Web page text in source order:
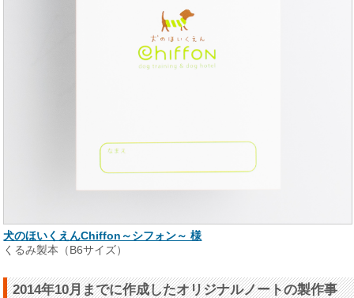
犬のほいくえんChiffon～シフォン～ 様
くるみ製本（B6サイズ）
2014年10月までに作成したオリジナルノートの製作事